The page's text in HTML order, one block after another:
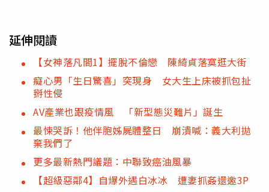
延伸閱讀
【女神落凡間1】擺脫不倫戀 陳綺貞落寞逛大街
癡心男「生日驚喜」突現身 女大生上床被抓包扯
掰性侵
AV產業也跟疫情風 「新型態災難片」誕生
最悚哭訴！他伴胞姊屍體整日 崩潰喊：義大利拋
棄我們了
更多最新熱門議題：中聯致癌油風暴
【超級惡鄰4】自爆外遇白冰冰 遭妻抓姦還邀3P